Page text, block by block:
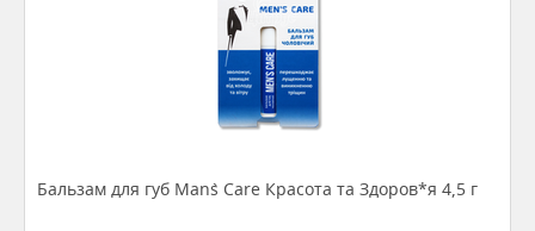
Бальзам для губ Man`s Care Красота та Здоров*я 4,5 г